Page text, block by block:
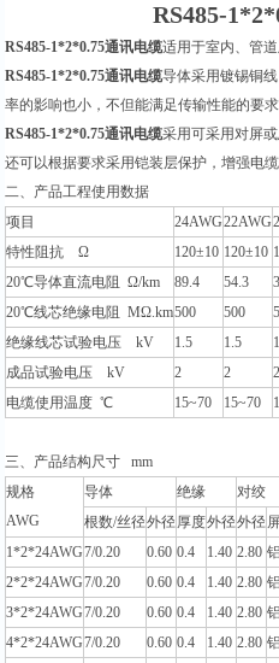
RS485-
RS485-1*2*0.75通讯电缆适用于室内、管
RS485-1*2*0.75通讯电缆导体采用镀锡铜
率的影响也小，不但能满足传输性能的要
RS485-1*2*0.75通讯电缆采用可采用对屏
还可以根据要求采用铠装层保护，增强电缆
二、产品工程使用数据
项目
24AWG22AWG
特性阻抗 Ω
120±10 120±10
20℃导体直流电阻 Ω/km
89.4 54.3
20℃线芯绝缘电阻 MΩ.km500 500
绝缘线芯试验电压 kV
1.5 1.5
成品试验电压 kV
2 2 2
电缆使用温度 ℃
15~70 15~70
三、产品结构尺寸 mm
规格
AWG
导体 绝缘
对绞
根数/丝径外径厚度外径外径
1*2*24AWG7/0.20 0.60 0.4 1.40 2.80
2*2*24AWG7/0.20 0.60 0.4 1.40 2.80
3*2*24AWG7/0.20 0.60 0.4 1.40 2.80
4*2*24AWG7/0.20 0.60 0.4 1.40 2.80